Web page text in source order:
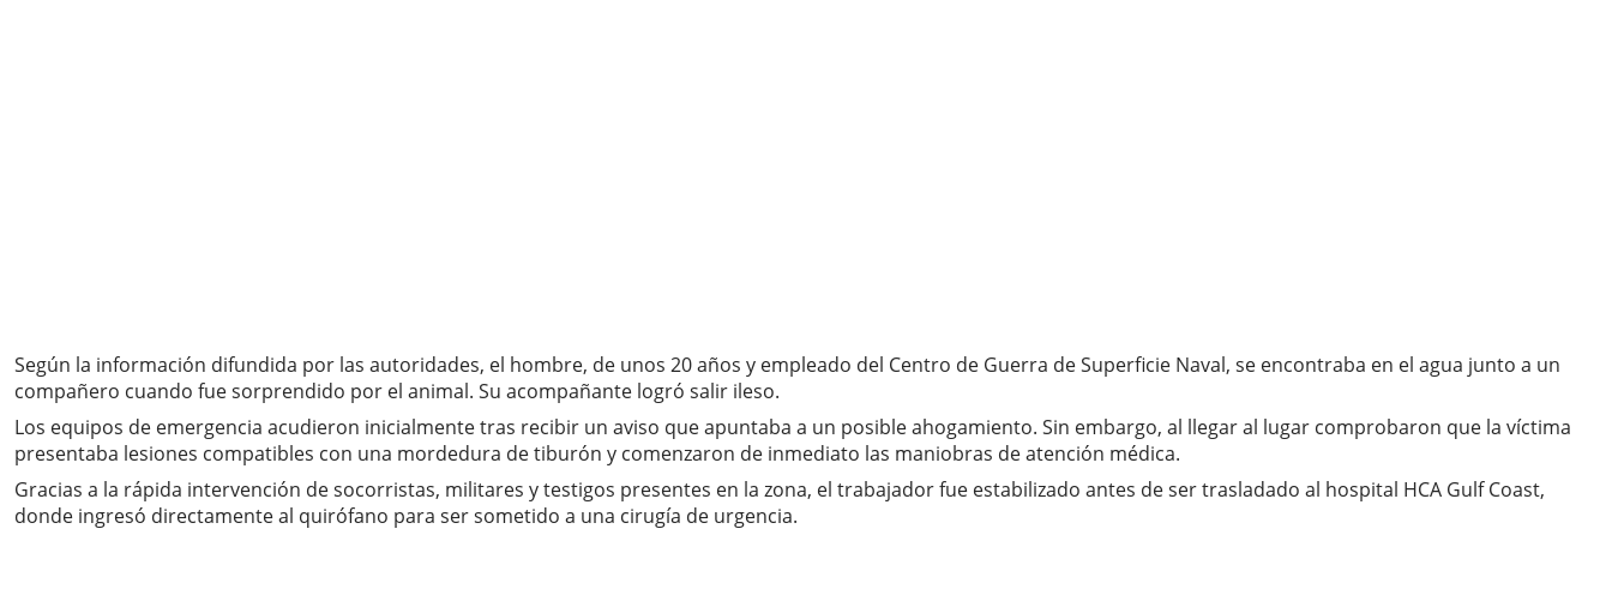
Según la información difundida por las autoridades, el hombre, de unos 20 años y empleado del Centro de Guerra de Superficie Naval, se encontraba en el agua junto a un
compañero cuando fue sorprendido por el animal. Su acompañante logró salir ileso.
Los equipos de emergencia acudieron inicialmente tras recibir un aviso que apuntaba a un posible ahogamiento. Sin embargo, al llegar al lugar comprobaron que la víctima
presentaba lesiones compatibles con una mordedura de tiburón y comenzaron de inmediato las maniobras de atención médica.
Gracias a la rápida intervención de socorristas, militares y testigos presentes en la zona, el trabajador fue estabilizado antes de ser trasladado al hospital HCA Gulf Coast,
donde ingresó directamente al quirófano para ser sometido a una cirugía de urgencia.